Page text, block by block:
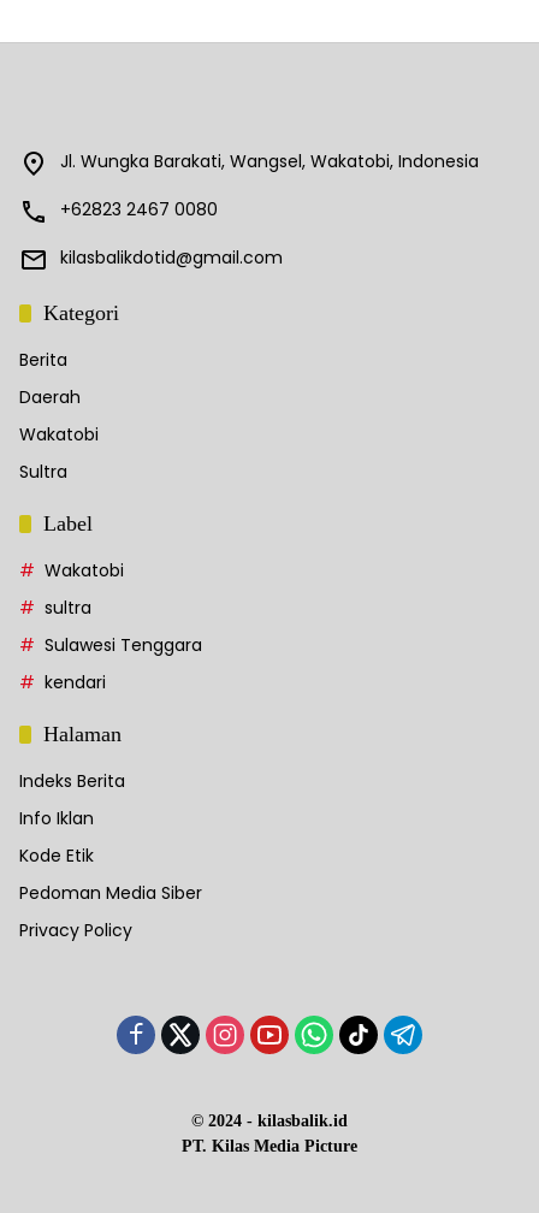
Jl. Wungka Barakati, Wangsel, Wakatobi, Indonesia
+62823 2467 0080
kilasbalikdotid@gmail.com
Kategori
Berita
Daerah
Wakatobi
Sultra
Label
Wakatobi
sultra
Sulawesi Tenggara
kendari
Halaman
Indeks Berita
Info Iklan
Kode Etik
Pedoman Media Siber
Privacy Policy
© 2024 - kilasbalik.id
PT. Kilas Media Picture